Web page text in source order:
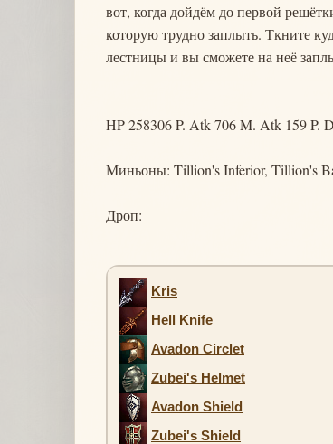
вот, когда дойдём до первой
которую трудно заплыть. Ткните
лестницы и вы сможете на неё
HP 258306 P. Atk 706 M. Atk 159 P.
Миньоны: Tillion's Inferior, Tillion's
Дроп:
Kris
Hell Knife
Avadon Circlet
Zubei's Helmet
Avadon Shield
Zubei's Shield